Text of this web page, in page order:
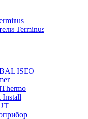
Terminus
ISEO
Install